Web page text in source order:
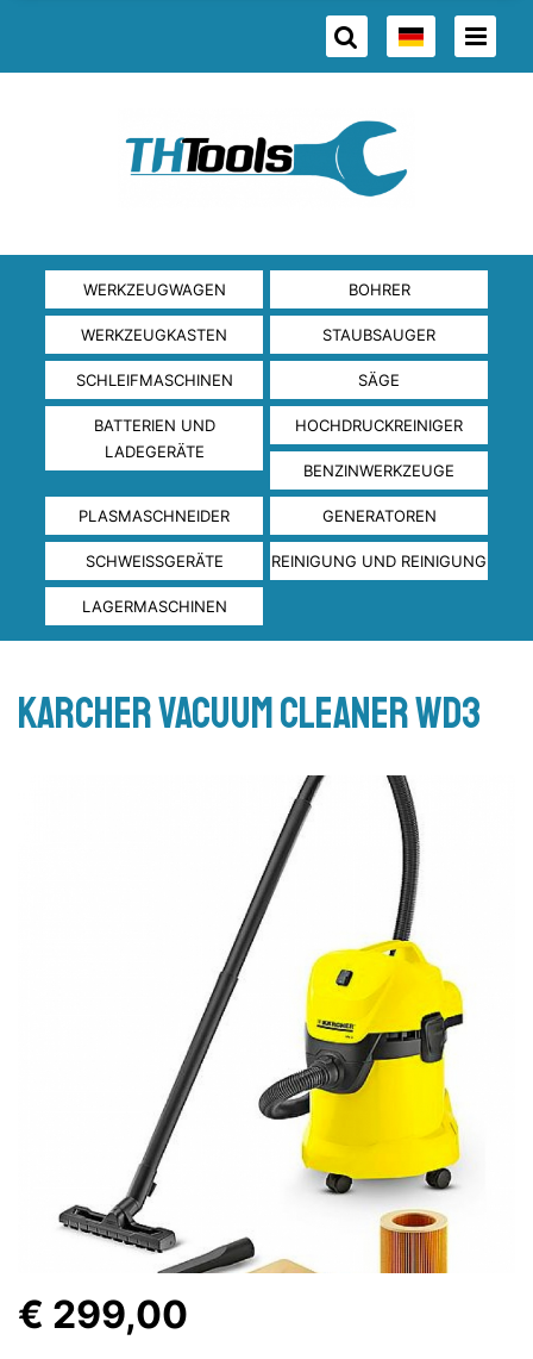
WERKZEUGWAGEN BOHRER
WERKZEUGKASTEN STAUBSAUGER
SCHLEIFMASCHINEN SÄGE
BATTERIEN UND
LADEGERÄTE
HOCHDRUCKREINIGER
BENZINWERKZEUGE
PLASMASCHNEIDER GENERATOREN
SCHWEISSGERÄTE REINIGUNG UND REINIGUNG
LAGERMASCHINEN
Karcher vacuum cleaner WD3
€ 299,00